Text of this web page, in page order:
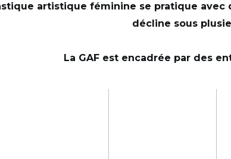
artistique féminine se pratique avec
décline sous
La GAF est encadrée par des